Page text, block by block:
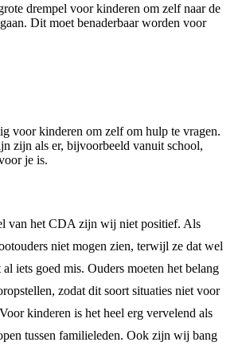
drempel voor kinderen om zelf naar de
Dit moet benaderbaar worden voor
voor kinderen om zelf om hulp te vragen.
zijn als er, bijvoorbeeld vanuit school,
je is.
van het CDA zijn wij niet positief. Als
niet mogen zien, terwijl ze dat wel
iets goed mis. Ouders moeten het belang
zodat dit soort situaties niet voor
kinderen is het heel erg vervelend als
tussen familieleden. Ook zijn wij bang